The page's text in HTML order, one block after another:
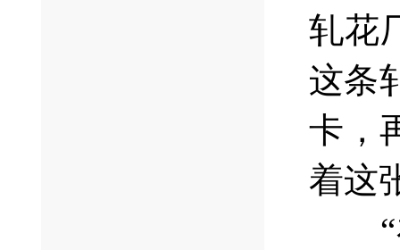
轧花
这条
卡，
着这
“在